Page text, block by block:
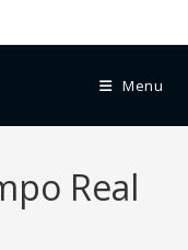
Menu
Real